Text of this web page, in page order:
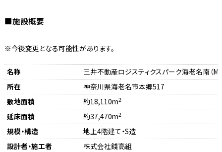
■施設概要
※今後変更となる可能性があります。
名称
三井不動産ロジスティクスパーク海老名南（
所在
神奈川県海老名市本郷517
敷地面積
約18,110m2
延床面積 約37,470m2
規模・構造
地上4階建て・S造
設計者・施工者
株式会社錢高組